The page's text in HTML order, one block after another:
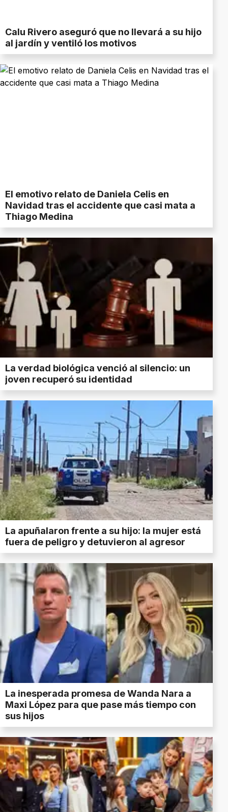
Calu Rivero aseguró que no llevará a su hijo
al jardín y ventiló los motivos
El emotivo relato de Daniela Celis en
Navidad tras el accidente que casi mata a
Thiago Medina
La verdad biológica venció al silencio: un
joven recuperó su identidad
La apuñalaron frente a su hijo: la mujer está
fuera de peligro y detuvieron al agresor
La inesperada promesa de Wanda Nara a
Maxi López para que pase más tiempo con
sus hijos